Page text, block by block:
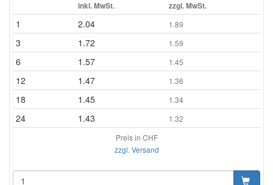
inkl. MwSt.
zzgl. MwSt.
1 2.04 1.89
3 1.72 1.59
6 1.57 1.45
12 1.47 1.36
18 1.45 1.34
24 1.43
1.32
Preis in CHF
zzgl. Versand